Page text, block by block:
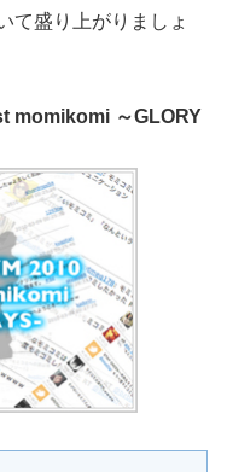
て盛り上がりましょ
momikomi ～GLORY